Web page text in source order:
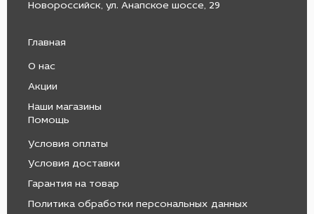
Новороссийск, ул. Анапское шоссе, 29
Главная
О нас
Акции
Наши магазины
Помощь
Условия оплаты
Условия доставки
Гарантия на товар
Политика обработки персональных данных